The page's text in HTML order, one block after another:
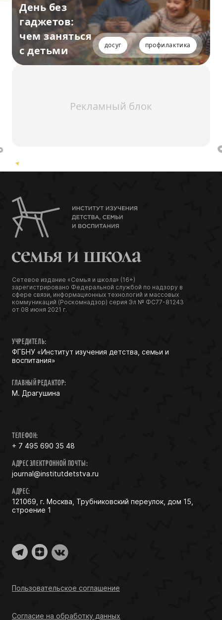
День без
гаджетов:
чем заняться
с детьми
досуг профилактика
Рекламный блок
Сетевое издание «Семья и школа» (16+)
зарегистрировано Федеральной службой по надзору в
сфере связи, информационных технологий и массовых
коммуникаций (Роскомнадзор) серия Эл № ФС77-81243
от 08 июня 2021 г.
УЧРЕДИТЕЛЬ:
ФГБНУ «Институт изучения детства, семьи и
воспитания»
ГЛАВНЫЙ РЕДАКТОР:
М. Драгушина
ТЕЛЕФОН:
+ 7 495 690 35 48
АДРЕС ЭЛЕКТРОННОЙ ПОЧТЫ:
journal@institutdetstva.ru
АДРЕС:
121069, г. Москва, Трубниковский переулок, дом 15,
строение 1
Пользовательское соглашение
Согласие на обработку данных